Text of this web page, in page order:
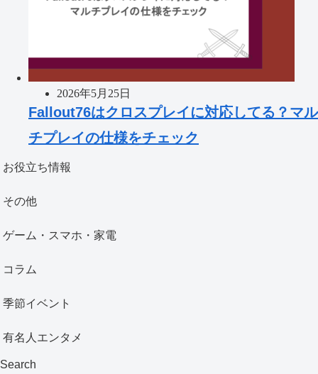
2026年5月25日
Fallout76はクロスプレイに対応してる？マル
チプレイの仕様をチェック
お役立ち情報
その他
ゲーム・スマホ・家電
コラム
季節イベント
有名人エンタメ
Search